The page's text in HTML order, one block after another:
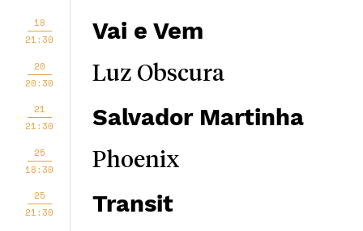
18
21:30
Vai e Vem
20
20:30
Luz Obscura
21
21:30
Salvador Martinha
25
18:30
Phoenix
25
21:30
Transit